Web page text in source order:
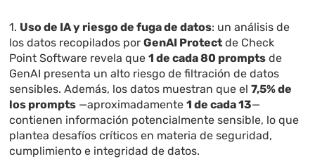
1. Uso de IA y riesgo de fuga de datos: un análisis de
los datos recopilados porGenAI Protect de Check
Point Software revela que1 de cada 80 prompts de
GenAI presenta un alto riesgo de filtración de datos
sensibles. Además, los datos muestran que el7,5% de
los prompts —aproximadamente1 de cada 13—
contienen información potencialmente sensible, lo que
plantea desafíos críticos en materia de seguridad,
cumplimiento e integridad de datos.